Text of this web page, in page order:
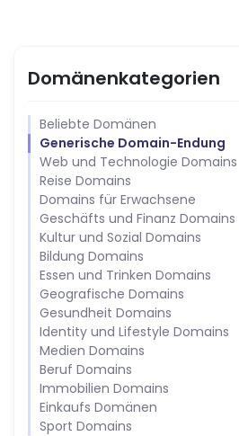
Domänenkategorien
Beliebte Domänen
Generische Domain-Endung
Web und Technologie Domains
Reise Domains
Domains für Erwachsene
Geschäfts und Finanz Domains
Kultur und Sozial Domains
Bildung Domains
Essen und Trinken Domains
Geografische Domains
Gesundheit Domains
Identity und Lifestyle Domains
Medien Domains
Beruf Domains
Immobilien Domains
Einkaufs Domänen
Sport Domains